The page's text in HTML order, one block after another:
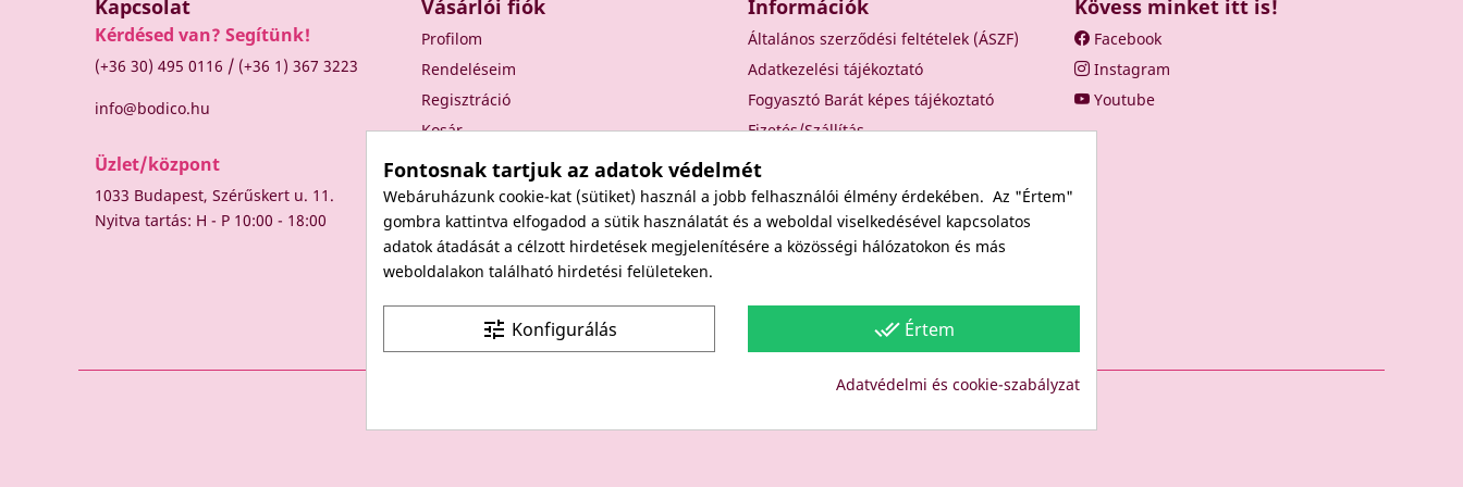
Kapcsolat
Kérdésed van? Segítünk!
(+36 30) 495 0116 / (+36 1) 367 3223
info@bodico.hu
Üzlet/központ
1033 Budapest, Szérűskert u. 11.
Nyitva tartás: H - P 10:00 - 18:00
Vásárlói fiók
Profilom
Rendeléseim
Regisztráció
Kosár
Információk
Általános szerződési feltételek (ÁSZF)
Adatkezelési tájékoztató
Fogyasztó Barát képes tájékoztató
Fizetés/Szállítás
Elállási nyilatkozat
Elállás a szerződéstől
Rólunk
Kapcsolat
Kövess minket itt is!
Facebook
Instagram
Youtube
Site protected by reCAPTCHA. Terms
Fontosnak tartjuk az adatok védelmét
Webáruházunk cookie-kat (sütiket) használ a jobb felhasználói élmény érdekében. Az "Értem"
gombra kattintva elfogadod a sütik használatát és a weboldal viselkedésével kapcsolatos
adatok átadását a célzott hirdetések megjelenítésére a közösségi hálózatokon és más
weboldalakon található hirdetési felületeken.
done_all Értem
tune Konfigurálás
Adatvédelmi és cookie-szabályzat